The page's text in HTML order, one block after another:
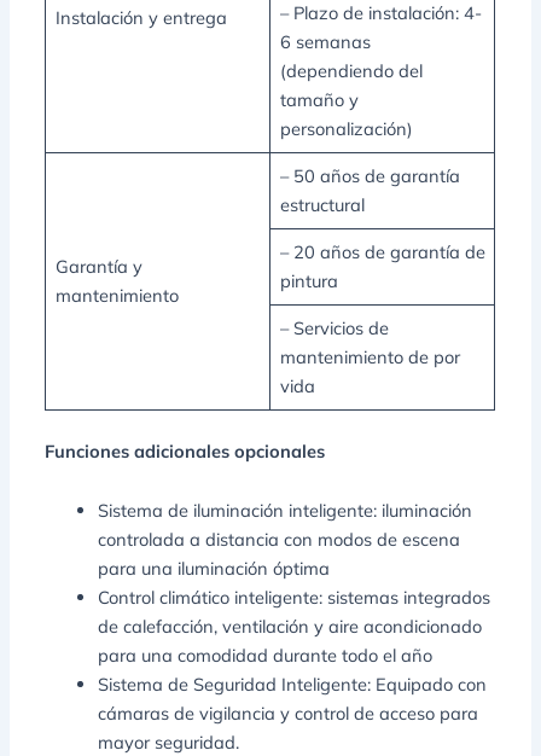
Instalación y entrega
– Plazo de instalación: 4-
6 semanas
(dependiendo del
tamaño y
personalización)
Garantía y
mantenimiento
– 50 años de garantía
estructural
– 20 años de garantía de
pintura
– Servicios de
mantenimiento de por
vida
Funciones adicionales opcionales
Sistema de iluminación inteligente: iluminación
controlada a distancia con modos de escena
para una iluminación óptima
Control climático inteligente: sistemas integrados
de calefacción, ventilación y aire acondicionado
para una comodidad durante todo el año
Sistema de Seguridad Inteligente: Equipado con
cámaras de vigilancia y control de acceso para
mayor seguridad.